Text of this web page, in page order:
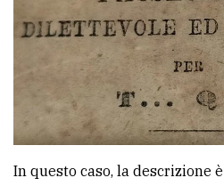
In questo caso, la descrizione